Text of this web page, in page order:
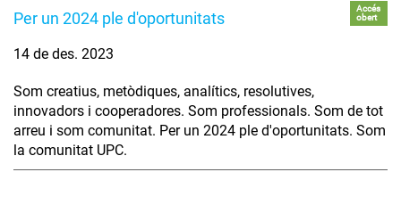
Per un 2024 ple d'oportunitats
Accés
obert
14 de des. 2023
Som creatius, metòdiques, analítics, resolutives,
innovadors i cooperadores. Som professionals. Som de tot
arreu i som comunitat. Per un 2024 ple d'oportunitats. Som
la comunitat UPC.